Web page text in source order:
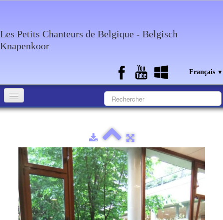
Les Petits Chanteurs de Belgique - Belgisch
Knapenkoor
Français ▼
Medias
Agenda
Discographie
Contact